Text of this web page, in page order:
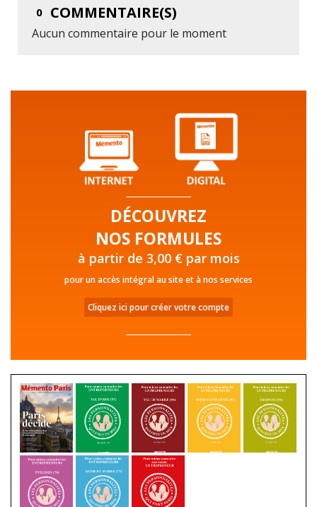
0 COMMENTAIRE(S)
Aucun commentaire pour le moment
DÉCOUVREZ
NOS FORMULES
à partir de 3,00 € par mois
pour un accès intégral au site et à nos services
Cliquez ici pour créer votre compte